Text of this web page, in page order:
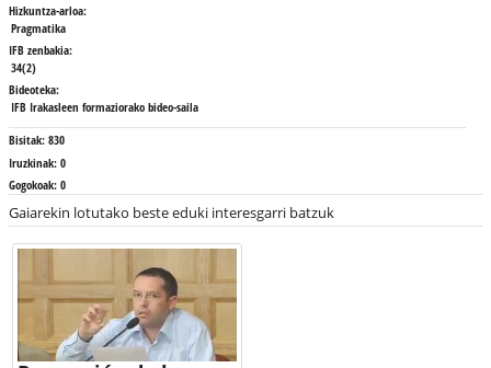
Hizkuntza-arloa:
Pragmatika
IFB zenbakia:
34(2)
Bideoteka:
IFB Irakasleen formaziorako bideo-saila
Bisitak: 830
Iruzkinak: 0
Gogokoak: 0
Gaiarekin lotutako beste eduki interesgarri batzuk